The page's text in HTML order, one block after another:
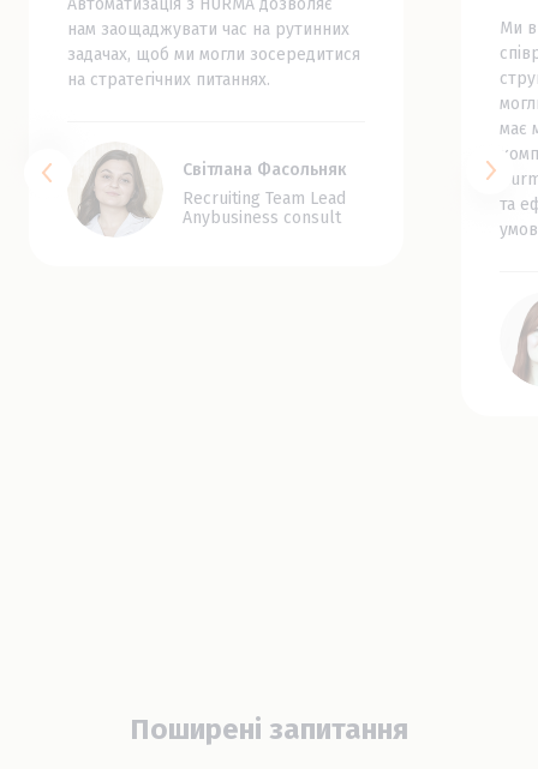
Розширена аналітика з Google
Looker Studio
Автоматизація та інтеграція
Інтеграція з job-порталами
Автоматизація з HURMA дозволяє
нам заощаджувати час на рутинних
задачах, щоб ми могли зосередитися
на стратегічних питаннях.
Світлана Фасольняк
Recruiting Team Lead
Anybusiness consult
Ми
має
та
Поширені запитання